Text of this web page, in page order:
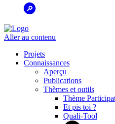
Aller au contenu
Projets
Connaissances
Aperçu
Publications
Thèmes et outils
Thème
Et pis toi ?
Quali-Tool